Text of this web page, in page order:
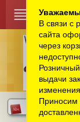
В связи с
сайта
через
выдачи
Приносим